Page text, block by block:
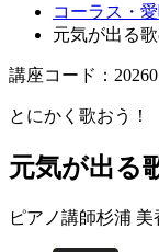
コーラス・
元気が出る
講座コード：
とにかく歌おう！
元気が出る
ピアノ講師杉浦 美